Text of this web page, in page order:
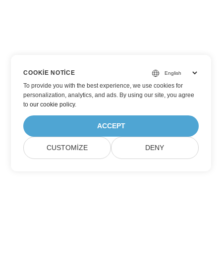
COOKIE NOTICE
To provide you with the best experience, we use cookies for
personalization, analytics, and ads. By using our site, you agree
toour cookie policy.
ACCEPT
CUSTOMIZE DENY